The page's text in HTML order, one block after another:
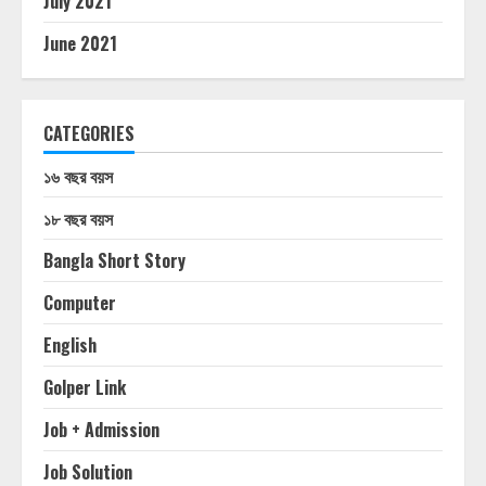
June 2021
CATEGORIES
১৬ বছর বয়স
১৮ বছর বয়স
Bangla Short Story
Computer
English
Golper Link
Job + Admission
Job Solution